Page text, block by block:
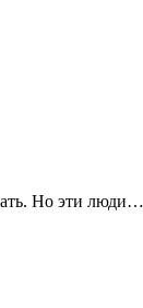
Но эти